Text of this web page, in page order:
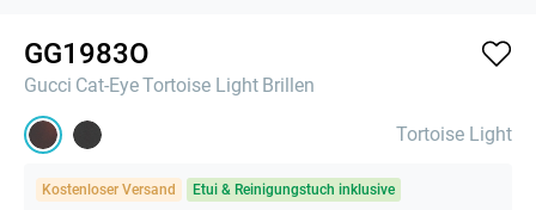
GG1983O
Gucci Cat-EyeTortoise Light Brillen
Tortoise Light
Kostenloser Versand Etui & Reinigungstuch inklusive